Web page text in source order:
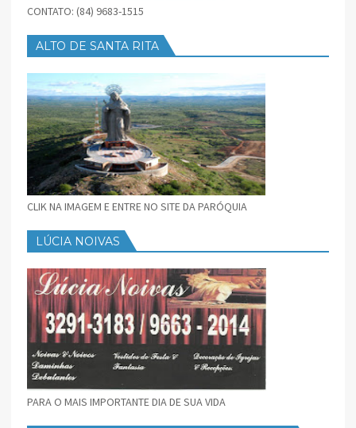
CONTATO: (84) 9683-1515
ALTO DE SANTA RITA
CLIK NA IMAGEM E ENTRE NO SITE DA PARÓQUIA
LÚCIA NOIVAS
PARA O MAIS IMPORTANTE DIA DE SUA VIDA